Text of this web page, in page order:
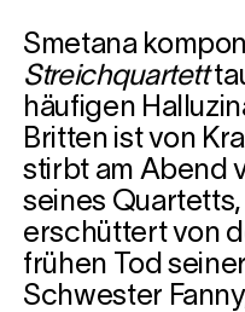
Smetana
Streichquartett
häufigen
Britten ist von
stirbt am Abend
seines
erschüttert von
frühen Tod
Schwester